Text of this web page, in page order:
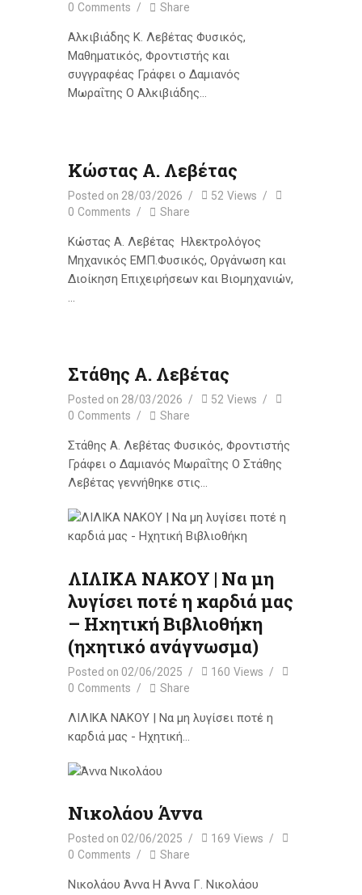
0 Comments Share
Αλκιβιάδης Κ. Λεβέτας Φυσικός,
Μαθηματικός, Φροντιστής και
συγγραφέας Γράφει ο Δαμιανός
Μωραΐτης Ο Αλκιβιάδης…
Κώστας Α. Λεβέτας
Posted on 28/03/2026 52 Views
0 Comments Share
Κώστας Α. Λεβέτας Ηλεκτρολόγος
Μηχανικός ΕΜΠ.Φυσικός, Οργάνωση και
Διοίκηση Επιχειρήσεων και Βιομηχανιών,
…
Στάθης Α. Λεβέτας
Posted on 28/03/2026 52 Views
0 Comments Share
Στάθης Α. Λεβέτας Φυσικός, Φροντιστής
Γράφει ο Δαμιανός Μωραΐτης Ο Στάθης
Λεβέτας γεννήθηκε στις…
ΛΙΛΙΚΑ ΝΑΚΟΥ | Να μη
λυγίσει ποτέ η καρδιά μας
– Ηχητική Βιβλιοθήκη
(ηχητικό ανάγνωσμα)
Posted on 02/06/2025 160 Views
0 Comments Share
ΛΙΛΙΚΑ ΝΑΚΟΥ | Να μη λυγίσει ποτέ η
καρδιά μας - Ηχητική…
Νικολάου Άννα
Posted on 02/06/2025 169 Views
0 Comments Share
Νικολάου Άννα Η Άννα Γ. Νικολάου